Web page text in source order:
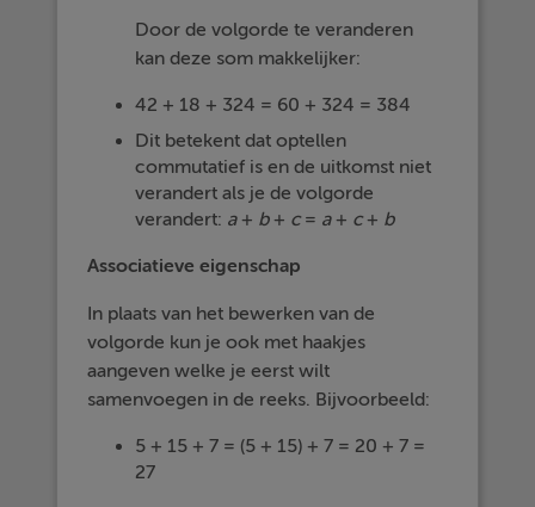
Door de volgorde te veranderen
kan deze som makkelijker:
42 + 18 + 324 = 60 + 324 = 384
Dit betekent dat optellen
commutatief is en de uitkomst niet
verandert als je de volgorde
verandert: a+ b+ c= a + c+ b
Associatieve eigenschap
In plaats van het bewerken van de
volgorde kun je ook met haakjes
aangeven welke je eerst wilt
samenvoegen in de reeks. Bijvoorbeeld:
5 + 15 + 7 = (5 + 15) + 7 = 20 + 7 =
27